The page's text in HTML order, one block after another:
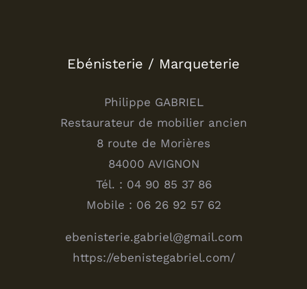
Ebénisterie / Marqueterie
Philippe GABRIEL
Restaurateur de mobilier ancien
8 route de Morières
84000 AVIGNON
Tél. : 04 90 85 37 86
Mobile : 06 26 92 57 62
ebenisterie.gabriel@gmail.com
https://ebenistegabriel.com/